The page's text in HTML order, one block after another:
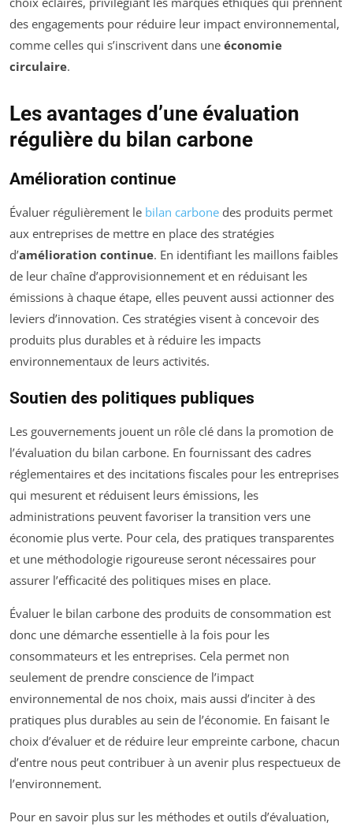
des engagements pour réduire leur impact environnemental,
comme celles qui s’inscrivent dans une économie
circulaire.
Les avantages d’une évaluation
régulière du bilan carbone
Amélioration continue
Évaluer régulièrement le bilan carbone des produits permet
aux entreprises de mettre en place des stratégies
d’amélioration continue. En identifiant les maillons faibles
de leur chaîne d’approvisionnement et en réduisant les
émissions à chaque étape, elles peuvent aussi actionner des
leviers d’innovation. Ces stratégies visent à concevoir des
produits plus durables et à réduire les impacts
environnementaux de leurs activités.
Soutien des politiques publiques
Les gouvernements jouent un rôle clé dans la promotion de
l’évaluation du bilan carbone. En fournissant des cadres
réglementaires et des incitations fiscales pour les entreprises
qui mesurent et réduisent leurs émissions, les
administrations peuvent favoriser la transition vers une
économie plus verte. Pour cela, des pratiques transparentes
et une méthodologie rigoureuse seront nécessaires pour
assurer l’efficacité des politiques mises en place.
Évaluer le bilan carbone des produits de consommation est
donc une démarche essentielle à la fois pour les
consommateurs et les entreprises. Cela permet non
seulement de prendre conscience de l’impact
environnemental de nos choix, mais aussi d’inciter à des
pratiques plus durables au sein de l’économie. En faisant le
choix d’évaluer et de réduire leur empreinte carbone, chacun
d’entre nous peut contribuer à un avenir plus respectueux de
l’environnement.
Pour en savoir plus sur les méthodes et outils d’évaluation,